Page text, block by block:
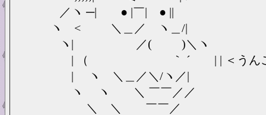
／ヽ ─| ● |￣| ● ||
ヽ < ＼＿／ ヽ＿/|
ヽ| ／( )＼ヽ
| （ ｀ ´ | | ＜うんことちん
| ヽ ＼＿／＼/ヽ／|
ヽ ヽ ＼ ￣￣／／
＼ ＼ ￣￣／